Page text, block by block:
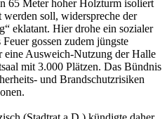
65 Meter hoher Holzturm isoliert
werden soll, widerspreche der
eklatant. Hier drohe ein sozialer
gossen zudem jüngste
eine Ausweich-Nutzung der Halle
mit 3.000 Plätzen. Das Bündnis
und Brandschutzrisiken